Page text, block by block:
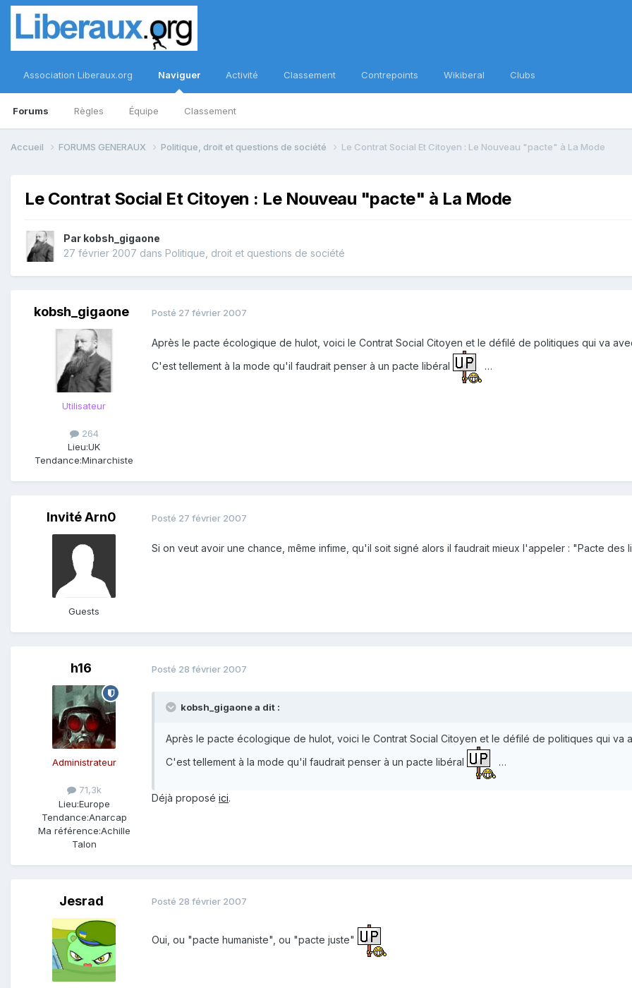
Association Liberaux.org Naviguer
Forums Règles Équipe Classement
Activité Classement Contrepoints Wikiberal Clubs
Accueil FORUMS GENERAUX Politique, droit et questions de société Le Contrat Social Et Citoyen : Le Nouveau "pacte" à La Mode
Le Contrat Social Et Citoyen : Le Nouveau "pacte" à La Mode
Par kobsh_gigaone
27 février 2007 dans Politique, droit et questions de société
kobsh_gigaone
Utilisateur
264
Lieu:UK
Tendance:Minarchiste
Posté 27 février 2007
Après le pacte écologique de hulot, voici le Contrat Social Citoyen et le défilé de politiques qui va
C'est tellement à la mode qu'il faudrait penser à un pacte libéral
…
Invité Arn0
Guests
Posté 27 février 2007
Si on veut avoir une chance, même infime, qu'il soit signé alors il faudrait mieux l'appeler : "Pacte des
h16
Administrateur
71,3k
Lieu:Europe
Tendance:Anarcap
Ma référence:Achille
Talon
Posté 28 février 2007
kobsh_gigaone a dit :
Après le pacte écologique de hulot, voici le Contrat Social Citoyen et le défilé de politiques qui va
C'est tellement à la mode qu'il faudrait penser à un pacte libéral
…
Déjà proposé ici.
Jesrad Posté 28 février 2007
Oui, ou "pacte humaniste", ou "pacte juste"